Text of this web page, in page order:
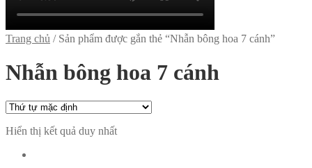
Trang chủ / Sản phẩm được gắn thẻ “Nhẫn bông hoa 7 cánh”
Nhẫn bông hoa 7 cánh
Hiển thị kết quả duy nhất